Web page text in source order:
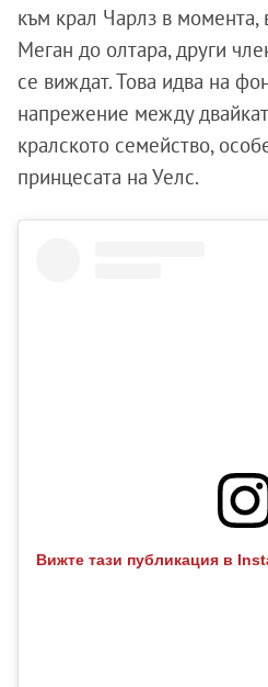
към крал Чарлз в моментa,
Меган до олтара, други
се виждат. Това идва на
напрежение между
кралското семейство,
принцесата на Уелс.
Вижте тази публикация в